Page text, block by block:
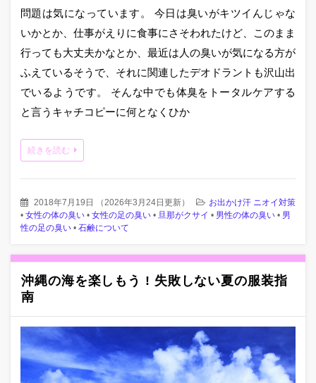
問題は気になっています。 今日は臭いがキツイんじゃな
いかとか、仕事がえりに食事にさそわれたけど、このまま
行っても大丈夫かなとか、最近は人の臭いが気になる方が
ふえているそうで、それに関連したデオドラントも沢山出
でいるようです。 そんな中でも体臭をトータルケアする
と言うキャチコピーに何となくひか
続きを読む
2018年7月19日 （ 2026年3月24日更新）
お出かけ汗 ニオイ対策
• 女性の体の臭い • 女性の足の臭い • 旦那がクサイ • 男性の体の臭い • 男
性の足の臭い • 石鹸について
沖縄の海を楽しもう ! 失敗しない夏の服装指
南